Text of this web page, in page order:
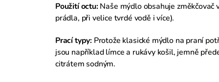
Použití octu:Naše mýdlo obsahuje změkčovač
prádla, při velice tvrdé vodě i více).
Prací typy: Protože klasické mýdlo na praní
jsou například límce a rukávy košil, jemně
citrátem sodným.